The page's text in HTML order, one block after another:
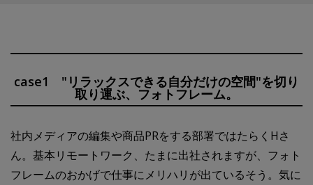
case1 "リラックスできる自分だけの空間"を切り
取り運ぶ、フォトフレーム。
社内メディアの編集や商品PRをする部署ではたらくHさ
ん。基本リモートワーク、たまに出社されますが、フォト
フレームのおかげで仕事にメリハリが出ているそう。気に